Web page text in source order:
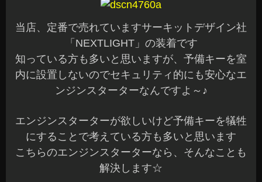
当店、定番で売れていますサーキットデザイン社
「NEXTLIGHT」の装着です
知っている方も多いと思いますが、予備キーを室
内に設置しないのでセキュリティ的にも安心なエ
ンジンスターターなんですよ～♪
エンジンスターターが欲しいけど予備キーを犠牲
にすることで考えている方も多いと思います
こちらのエンジンスターターなら、そんなことも
解決します☆